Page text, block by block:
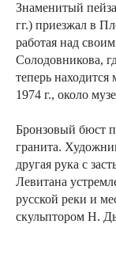
Знаменитый
гг.) приезжал в
работая над
Солодовникова,
теперь
1974 г., около
Бронзовый бюст
гранита.
другая рука с
Левитана
русской реки и
скульптором Н.